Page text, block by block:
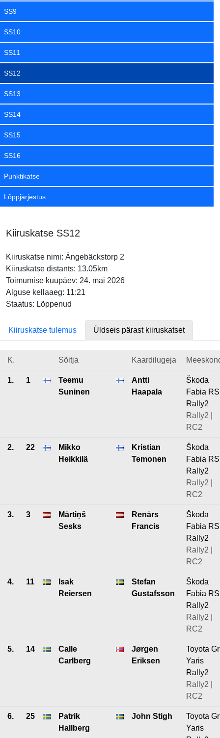
SS9
SS10
SS11
SS12
SS13
SS14
SS15
SS16
Punktikatse
Lõppjärjestus
Kiiruskatse SS12
Kiiruskatse nimi: Ängebäckstorp 2
Kiiruskatse distants: 13.05km
Toimumise kuupäev: 24. mai 2026
Alguse kellaaeg: 11:21
Staatus: Lõppenud
Kiiruskatse tulemus Üldseis pärast kiiruskatset
K. Sõitja Kaardilugeja
1. 1
Teemu
Suninen
Antti
Haapala
Škoda
Fabia RS
Rally2
Rally2 |
RC2
2. 22
Mikko
Heikkilä
Kristian
Temonen
Škoda
Fabia RS
Rally2
Rally2 |
RC2
3. 3
Mārtiņš
Sesks
Renārs
Francis
Škoda
Fabia RS
Rally2
Rally2 |
RC2
4. 11
Isak
Reiersen
Stefan
Gustafsson
Škoda
Fabia RS
Rally2
Rally2 |
RC2
5. 14
Calle
Carlberg
Jørgen
Eriksen
Toyota Gr
Yaris
Rally2
Rally2 |
RC2
6. 25
Patrik
Hallberg
John Stigh
Toyota Gr
Yaris